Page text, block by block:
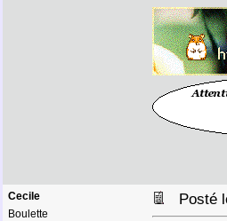
Cecile
Boulette
Posté